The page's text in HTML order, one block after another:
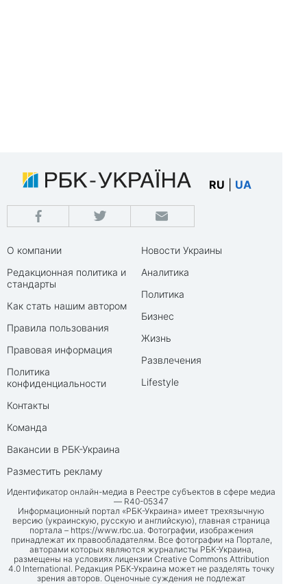
RU UA
О компании
Редакционная политика и
стандарты
Как стать нашим автором
Правила пользования
Правовая информация
Политика
конфиденциальности
Контакты
Команда
Вакансии в РБК-Украина
Разместить рекламу
Новости Украины
Аналитика
Политика
Бизнес
Жизнь
Развлечения
Lifestyle
Идентификатор онлайн-медиа в Реестре субъектов в сфере медиа
— R40-05347
Информационный портал «РБК-Украина» имеет трехязычную
версию (украинскую, русскую и английскую), главная страница
портала – https://www.rbc.ua. Фотографии, изображения
принадлежат их правообладателям. Все фотографии на Портале,
авторами которых являются журналисты РБК-Украина,
размещены на условиях лицензии Creative Commons Attribution
4.0 International. Редакция РБК-Украина может не разделять точку
зрения авторов. Оценочные суждения не подлежат